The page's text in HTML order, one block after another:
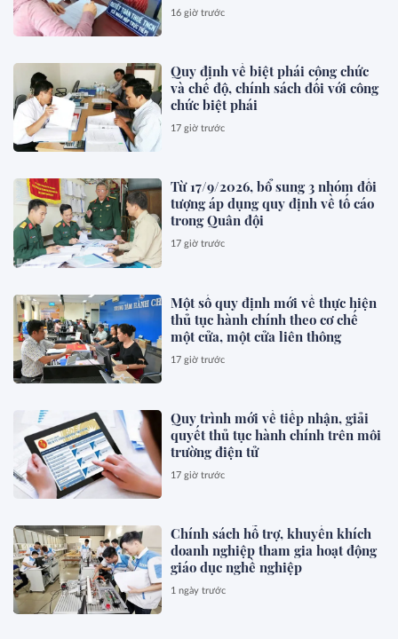
16 giờ trước
Quy định về biệt phái công chức
và chế độ, chính sách đối với công
chức biệt phái
17 giờ trước
Từ 17/9/2026, bổ sung 3 nhóm đối
tượng áp dụng quy định về tố cáo
trong Quân đội
17 giờ trước
Một số quy định mới về thực hiện
thủ tục hành chính theo cơ chế
một cửa, một cửa liên thông
17 giờ trước
Quy trình mới về tiếp nhận, giải
quyết thủ tục hành chính trên môi
trường điện tử
17 giờ trước
Chính sách hỗ trợ, khuyến khích
doanh nghiệp tham gia hoạt động
giáo dục nghề nghiệp
1 ngày trước